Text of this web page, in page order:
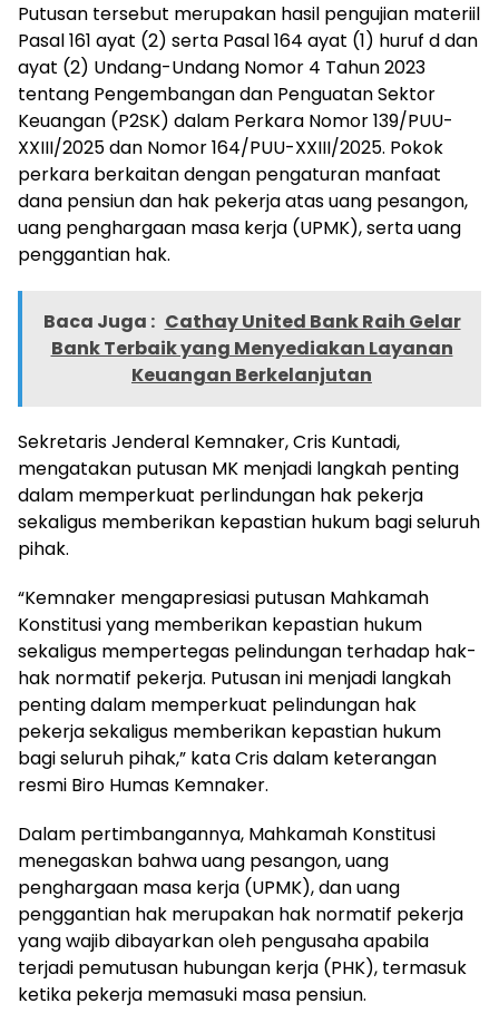
Putusan tersebut merupakan hasil pengujian materiil
Pasal 161 ayat (2) serta Pasal 164 ayat (1) huruf d dan
ayat (2) Undang-Undang Nomor 4 Tahun 2023
tentang Pengembangan dan Penguatan Sektor
Keuangan (P2SK) dalam Perkara Nomor 139/PUU-
XXIII/2025 dan Nomor 164/PUU-XXIII/2025. Pokok
perkara berkaitan dengan pengaturan manfaat
dana pensiun dan hak pekerja atas uang pesangon,
uang penghargaan masa kerja (UPMK), serta uang
penggantian hak.
Baca Juga : Cathay United Bank Raih Gelar
Bank Terbaik yang Menyediakan Layanan
Keuangan Berkelanjutan
Sekretaris Jenderal Kemnaker, Cris Kuntadi,
mengatakan putusan MK menjadi langkah penting
dalam memperkuat perlindungan hak pekerja
sekaligus memberikan kepastian hukum bagi seluruh
pihak.
“Kemnaker mengapresiasi putusan Mahkamah
Konstitusi yang memberikan kepastian hukum
sekaligus mempertegas pelindungan terhadap hak-
hak normatif pekerja. Putusan ini menjadi langkah
penting dalam memperkuat pelindungan hak
pekerja sekaligus memberikan kepastian hukum
bagi seluruh pihak,” kata Cris dalam keterangan
resmi Biro Humas Kemnaker.
Dalam pertimbangannya, Mahkamah Konstitusi
menegaskan bahwa uang pesangon, uang
penghargaan masa kerja (UPMK), dan uang
penggantian hak merupakan hak normatif pekerja
yang wajib dibayarkan oleh pengusaha apabila
terjadi pemutusan hubungan kerja (PHK), termasuk
ketika pekerja memasuki masa pensiun.